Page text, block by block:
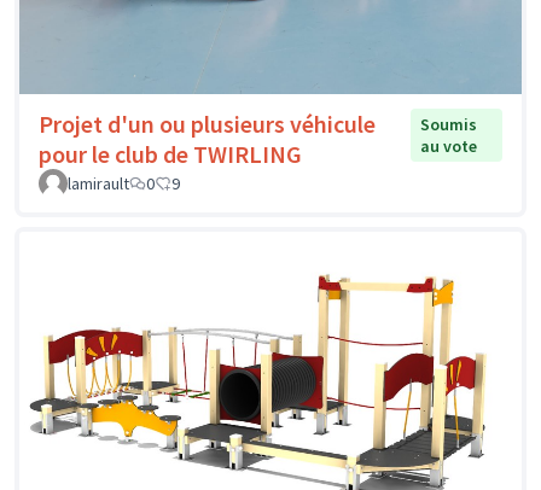
Projet d'un ou plusieurs véhicule
pour le club de TWIRLING
Soumis
au vote
lamirault
0 9